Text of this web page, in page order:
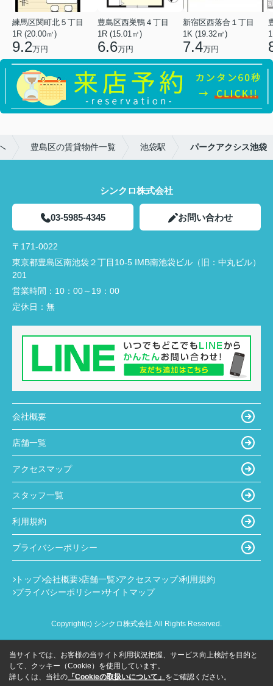
練馬区関町北５丁目
1R (20.00㎡)
9.2万円
豊島区西巣鴨４丁目
1R (15.01㎡)
6.6万円
新宿区西落合１丁目
1K (19.32㎡)
7.4万円
豊島区の賃貸物件一覧 池袋駅 パークアクシス池袋
シンクロ株式会社
03-5985-4345 お問い合わせ
〒171-0022
東京都豊島区南池袋２丁目10-5 IMB南池袋ビル（旧：中丸ビル）
201
営業時間： 10：00～19：00
定休日： 無
会社概要
店舗一覧
アクセスマップ
スタッフ一覧
利用規約
プライバシーポリシー
トップ 会社概要 店舗一覧 アクセスマップ 利用規約
プライバシーポリシー サイトマップ
Copyright(c) シンクロ株式会社 All Rights Reserved.
当サイトでは、お客様の当サイト利用状況把握、サービス向上検討を目的と
して、クッキー（Cookie）を使用しています。
詳しくは、当社の 「Cookieの取扱いについて」 をご確認ください。